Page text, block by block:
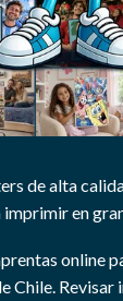
de alta
en
online
Chile. Revisar